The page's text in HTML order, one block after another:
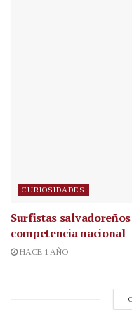
CURIOSIDADES
Surfistas
competencia nacional
HACE 1 AÑO